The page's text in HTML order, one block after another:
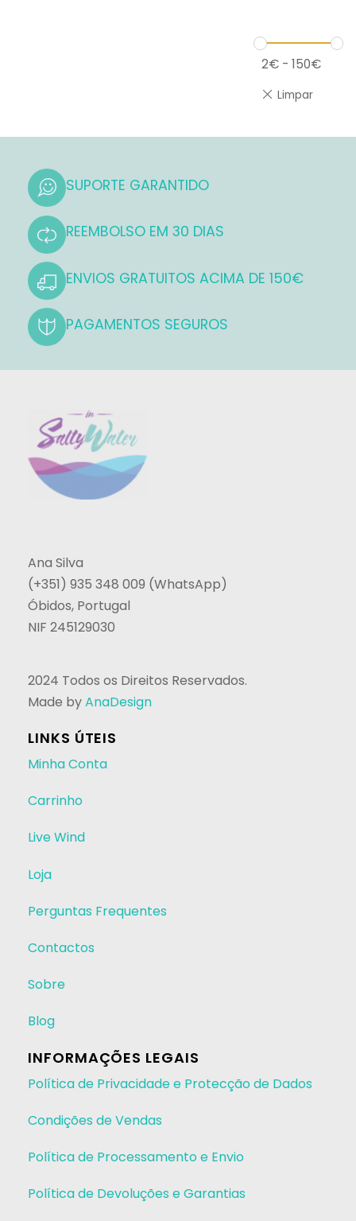
2€- 150€
SUPORTE GARANTIDO
REEMBOLSO EM 30 DIAS
ENVIOS GRATUITOS ACIMA DE 150€
PAGAMENTOS SEGUROS
Ana Silva
(+351) 935 348 009 (WhatsApp)
Óbidos, Portugal
NIF 245129030
2024 Todos os Direitos Reservados.
Made byAnaDesign
LINKS ÚTEIS
Minha Conta
Carrinho
Live Wind
Loja
Perguntas Frequentes
Contactos
Sobre
Blog
INFORMAÇÕES LEGAIS
Política de Privacidade e Protecção de Dados
Condições de Vendas
Política de Processamento e Envio
Política de Devoluções e Garantias